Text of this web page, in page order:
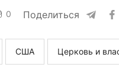
0 Поделиться
США Церковь и